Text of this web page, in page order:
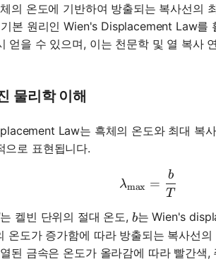
의 온도에 기반하여 방출되는 복사선의
본 원리인 Wien's Displacement Law를
얻을 수 있으며, 이는 천문학 및 열 복사
물리학 이해
Law는 흑체의 온도와 최대 복
으로 표현됩니다.
λmax =
T
b
는 켈빈 단위의 절대 온도, b
b는 Wien's
온도가 증가함에 따라 방출되는 복사선
된 금속은 온도가 올라감에 따라 빨간색